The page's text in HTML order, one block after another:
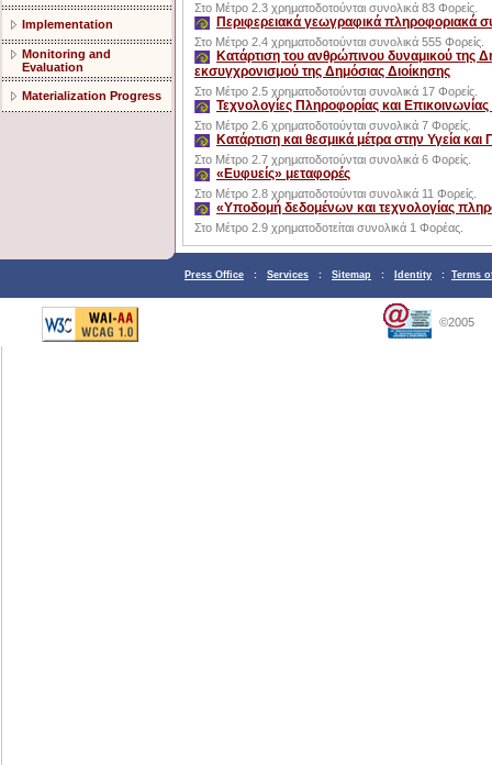
Implementation
Monitoring and
Evaluation
Materialization Progress
Στο Μέτρο 2.3 χρηματοδοτούνται συνολικά 83 Φορείς.
Περιφερειακά γεωγραφικά πληροφοριακά
Στο Μέτρο 2.4 χρηματοδοτούνται συνολικά 555 Φορείς.
Κατάρτιση του ανθρώπινου δυναμικού της
εκσυγχρονισμού της Δημόσιας Διοίκησης
Στο Μέτρο 2.5 χρηματοδοτούνται συνολικά 17 Φορείς.
Τεχνολογίες Πληροφορίας και
Στο Μέτρο 2.6 χρηματοδοτούνται συνολικά 7 Φορείς.
Κατάρτιση και θεσμικά μέτρα στην Υγεία και
Στο Μέτρο 2.7 χρηματοδοτούνται συνολικά 6 Φορείς.
«Ευφυείς» μεταφορές
Στο Μέτρο 2.8 χρηματοδοτούνται συνολικά 11 Φορείς.
«Υποδομή δεδομένων και τεχνολογίας
Στο Μέτρο 2.9 χρηματοδοτείται συνολικά 1 Φορέας.
Press Office : Services : Sitemap : Identity : Terms
©2005